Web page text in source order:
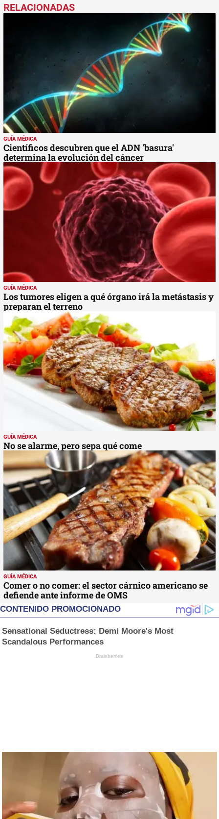
GUÍA MÉDICA
Científicos descubren que el ADN 'basura'
determina la evolución del cáncer
GUÍA MÉDICA
Los tumores eligen a qué órgano irá la metástasis y
preparan el terreno
GUÍA MÉDICA
No se alarme, pero sepa qué come
GUÍA MÉDICA
Comer o no comer: el sector cárnico americano se
defiende ante informe de OMS
CONTENIDO PROMOCIONADO
Sensational Seductress: Demi Moore's Most
Scandalous Performances
Brainberries